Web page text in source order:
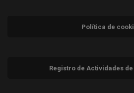
Política de
Registro de Actividades